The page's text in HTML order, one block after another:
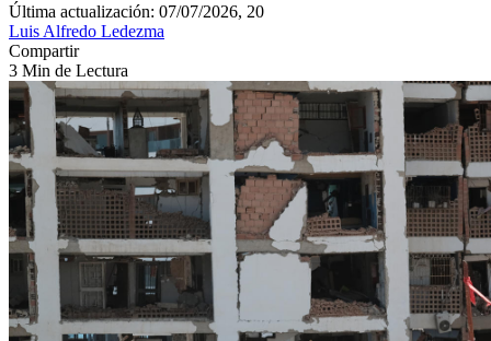
Última actualización: 07/07/2026, 20
Luis Alfredo Ledezma
Compartir
3 Min de Lectura